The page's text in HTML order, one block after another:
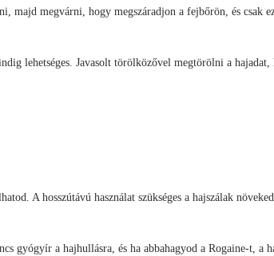
megvárni, hogy megszáradjon a fejbőrön, és csak
lehetséges. Javasolt törölközővel megtörölni a hajadat,
A hosszútávú használat szükséges a hajszálak
gyógyír a hajhullásra, és ha abbahagyod a Rogaine-t,